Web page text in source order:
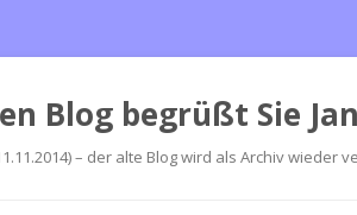
Blog begrüßt Sie
– der alte Blog wird als Archiv wieder